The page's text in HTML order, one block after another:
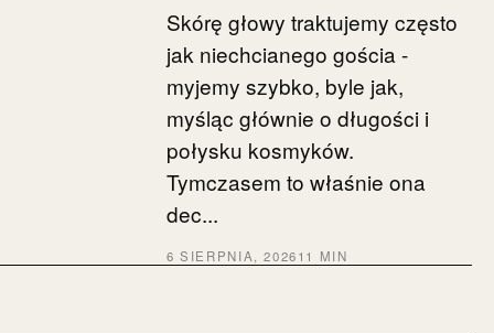
Skórę głowy traktujemy często
jak niechcianego gościa -
myjemy szybko, byle jak,
myśląc głównie o długości i
połysku kosmyków.
Tymczasem to właśnie ona
dec...
6 SIERPNIA, 202611 MIN